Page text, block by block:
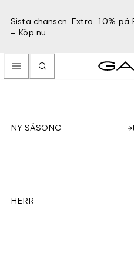
Sista chansen: Extra -10% på
– Köp nu
NY SÄSONG
HERR